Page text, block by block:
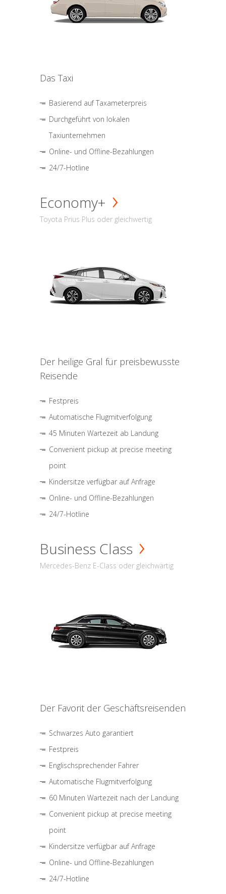
Das Taxi
Basierend auf Taxameterpreis
Durchgeführt von lokalen
Taxiunternehmen
Online- und Offline-Bezahlungen
24/7-Hotline
Economy+
Toyota Prius Plus oder gleichwertig
Der heilige Gral für preisbewusste
Reisende
Festpreis
Automatische Flugmitverfolgung
45 Minuten Wartezeit ab Landung
Convenient pickup at precise meeting
point
Kindersitze verfügbar auf Anfrage
Online- und Offline-Bezahlungen
24/7-Hotline
Business Class
Mercedes-Benz E-Class oder gleichwärtig
Der Favorit der Geschäftsreisenden
Schwarzes Auto garantiert
Festpreis
Englischsprechender Fahrer
Automatische Flugmitverfolgung
60 Minuten Wartezeit nach der Landung
Convenient pickup at precise meeting
point
Kindersitze verfügbar auf Anfrage
Online- und Offline-Bezahlungen
24/7-Hotline